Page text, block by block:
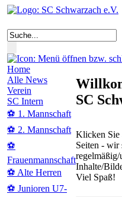
Home
Alle News
Verein
SC Intern
⚽ 1. Mannschaft
⚽ 2. Mannschaft
⚽
Frauenmannschaft
⚽ Alte Herren
⚽ Junioren U7-
SC
Klicken Sie
Seiten - wir
regelmäßig/
Inhalte/
Viel Spaß!